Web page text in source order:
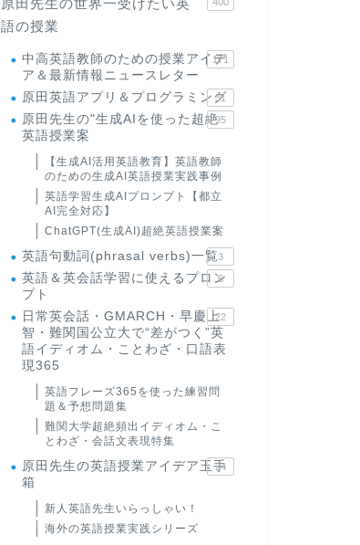
原田先生の世界一受けたい英
語の授業
中高英語教師のための授業アイデ
ア＆最新情報ニュースレター
171
原田英語アプリ＆プログラミング
31
原田先生の"生成AIを使った超絶
英語授業案
95
【生成AI活用英語教育】英語教師
のための生成AI英語授業実践事例
英語学習生成AIプロンプト【都立
AI完全対応】
ChatGPT(生成AI)超絶英語授業案
英語句動詞(phrasal verbs)一覧3
英語＆英会話学習に使えるプロン
プト
6
日常英会話・GMARCH・早慶上
智・難関国公立大で“差がつく”英
語イディオム・ことわざ・口語表
現365
22
英語フレーズ365を使った練習問
題＆予想問題集
難関大学超絶頻出イディオム・こ
とわざ・会話文表現特集
原田先生の英語授業アイデア玉手
箱
24
新人英語先生いらっしゃい！
海外の英語授業実践シリーズ